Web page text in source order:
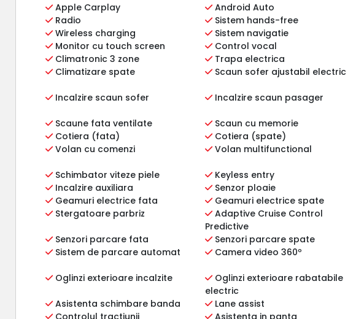
Apple Carplay Android Auto
Radio
Sistem hands-free
Wireless charging
Sistem navigatie
Monitor cu touch screen
Control vocal
Climatronic 3 zone
Trapa electrica
Climatizare spate
Scaun sofer ajustabil electric
Incalzire scaun sofer
Incalzire scaun pasager
Scaune fata ventilate
Scaun cu memorie
Cotiera (fata)
Cotiera (spate)
Volan cu comenzi
Volan multifunctional
Schimbator viteze piele
Keyless entry
Incalzire auxiliara
Senzor ploaie
Geamuri electrice fata
Geamuri electrice spate
Stergatoare parbriz
Adaptive Cruise Control
Predictive
Senzori parcare fata Senzori parcare spate
Sistem de parcare automat
Camera video 360º
Oglinzi exterioare incalzite
Oglinzi exterioare rabatabile
electric
Asistenta schimbare banda Lane assist
Controlul tractiunii
Asistenta in panta